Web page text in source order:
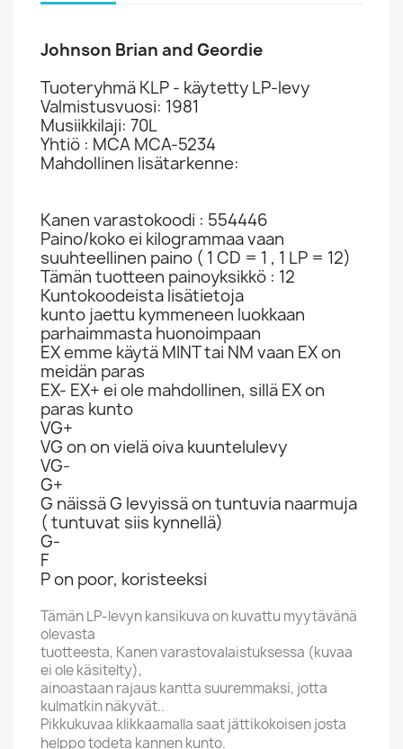
Johnson Brian and Geordie
Tuoteryhmä KLP - käytetty LP-levy
Valmistusvuosi: 1981
Musiikkilaji: 70L
Yhtiö : MCA MCA-5234
Mahdollinen lisätarkenne:
Kanen varastokoodi : 554446
Paino/koko ei kilogrammaa vaan
suuhteellinen paino ( 1 CD = 1 , 1 LP = 12)
Tämän tuotteen painoyksikkö : 12
Kuntokoodeista lisätietoja
kunto jaettu kymmeneen luokkaan
parhaimmasta huonoimpaan
EX emme käytä MINT tai NM vaan EX on
meidän paras
EX- EX+ ei ole mahdollinen, sillä EX on
paras kunto
VG+
VG on on vielä oiva kuuntelulevy
VG-
G+
G näissä G levyissä on tuntuvia naarmuja
( tuntuvat siis kynnellä)
G-
F
P on poor, koristeeksi
Tämän LP-levyn kansikuva on kuvattu myytävänä
olevasta
tuotteesta, Kanen varastovalaistuksessa (kuvaa
ei ole käsitelty),
ainoastaan rajaus kantta suuremmaksi, jotta
kulmatkin näkyvät..
Pikkukuvaa klikkaamalla saat jättikokoisen josta
helppo todeta kannen kunto.